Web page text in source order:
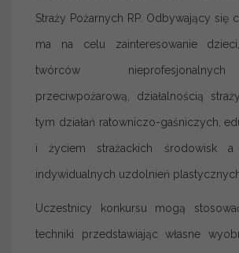
Straży Pożarnych RP. Odbywający się
ma na celu zainteresowanie
twórców
przeciwpożarową, działalnością
tym działań ratowniczo-gaśniczych,
i życiem strażackich środowisk
indywidualnych uzdolnień
Uczestnicy konkursu mogą
techniki przedstawiając własne